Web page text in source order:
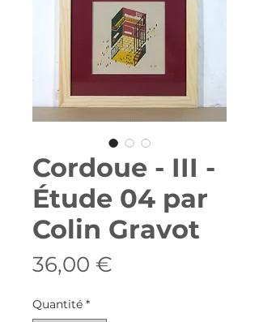
Cordoue - III -
Étude 04 par
Colin Gravot
36,00 €
Quantité *